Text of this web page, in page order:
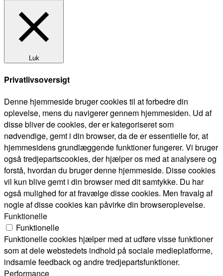
Luk
Privatlivsoversigt
Denne hjemmeside bruger cookies til at forbedre din
oplevelse, mens du navigerer gennem hjemmesiden. Ud af
disse bliver de cookies, der er kategoriseret som
nødvendige, gemt i din browser, da de er essentielle for, at
hjemmesidens grundlæggende funktioner fungerer. Vi bruger
også tredjepartscookies, der hjælper os med at analysere og
forstå, hvordan du bruger denne hjemmeside. Disse cookies
vil kun blive gemt i din browser med dit samtykke. Du har
også mulighed for at fravælge disse cookies. Men fravalg af
nogle af disse cookies kan påvirke din browseroplevelse.
Funktionelle
Funktionelle
Funktionelle cookies hjælper med at udføre visse funktioner
som at dele webstedets indhold på sociale medieplatforme,
indsamle feedback og andre tredjepartsfunktioner.
Performance